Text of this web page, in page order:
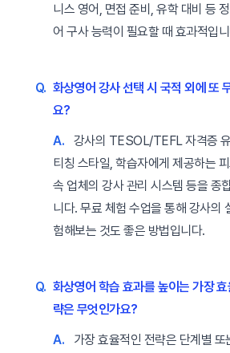
니스 영어, 면접 준비, 유학 대비 등
어 구사 능력이 필요할 때 효과적입
Q. 화상영어 강사 선택 시 국적 외에 또
요?
A.
강사의 TESOL/TEFL 자격증
티칭 스타일, 학습자에게 제공하는
속 업체의 강사 관리 시스템 등을 종
니다. 무료 체험 수업을 통해 강사의
험해보는 것도 좋은 방법입니다.
Q. 화상영어 학습 효과를 높이는 가장
략은 무엇인가요?
A.
가장 효율적인 전략은 단계별 또